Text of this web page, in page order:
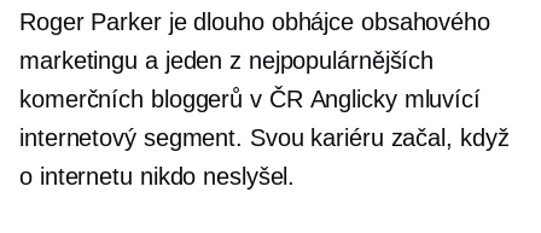
Roger Parker jedlouhoobhájce obsahového
marketingu a jeden z nejpopulárnějších
komerčních bloggerů v ČR Anglicky mluvící
internetový segment. Svou kariéru začal, když
o internetu nikdo neslyšel.